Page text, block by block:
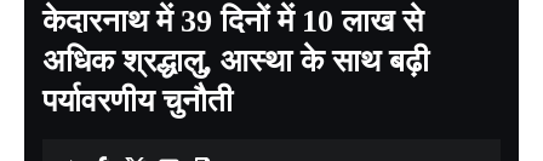
केदारनाथ में 39 दिनों में 10 लाख से
अधिक श्रद्धालु, आस्था के साथ बढ़ी
पर्यावरणीय चुनौती